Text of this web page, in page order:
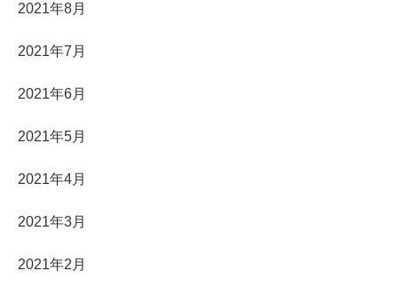
2021年8月
2021年7月
2021年6月
2021年5月
2021年4月
2021年3月
2021年2月